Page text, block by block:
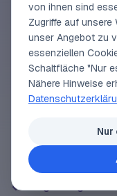
Vorschau
Erfahrungen
Lehrbuchautor
SEGELLEXIKON
Die Person, die
Voriger Begriff
von ihnen sind
Zugriffe auf unsere
unser Angebot zu
essenziellen
Schaltfläche "Nur
Nähere Hinweise